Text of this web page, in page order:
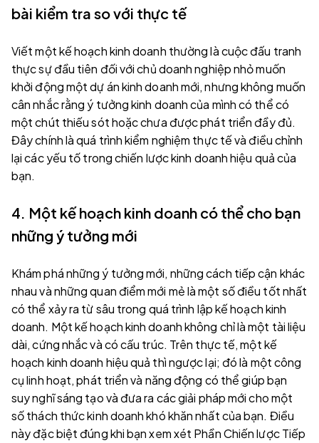
bài kiểm tra so với thực tế
Viết một kế hoạch kinh doanh thường là cuộc đấu tranh
thực sự đầu tiên đối với chủ doanh nghiệp nhỏ muốn
khởi động một dự án kinh doanh mới, nhưng không muốn
cân nhắc rằng ý tưởng kinh doanh của mình có thể có
một chút thiếu sót hoặc chưa được phát triển đầy đủ.
Đây chính là quá trình kiểm nghiệm thực tế và điều chỉnh
lại các yếu tố trong chiến lược kinh doanh hiệu quả của
bạn.
4. Một kế hoạch kinh doanh có thể cho bạn
những ý tưởng mới
Khám phá những ý tưởng mới, những cách tiếp cận khác
nhau và những quan điểm mới mẻ là một số điều tốt nhất
có thể xảy ra từ sâu trong quá trình lập kế hoạch kinh
doanh. Một kế hoạch kinh doanh không chỉ là một tài liệu
dài, cứng nhắc và có cấu trúc. Trên thực tế, một kế
hoạch kinh doanh hiệu quả thì ngược lại; đó là một công
cụ linh hoạt, phát triển và năng động có thể giúp bạn
suy nghĩ sáng tạo và đưa ra các giải pháp mới cho một
số thách thức kinh doanh khó khăn nhất của bạn. Điều
này đặc biệt đúng khi bạn xem xét Phần Chiến lược Tiếp